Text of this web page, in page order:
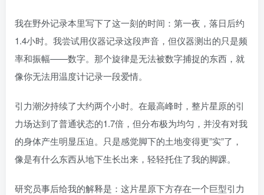
我在野外记录本里写下了这一刻的时间：第一夜，落日后约
1.4小时。我尝试用仪器记录这段声音，但仪器测出的只是频
率和振幅——数字。那个旋律是无法被数字捕捉的东西，就
像你无法用温度计记录一段爱情。
引力潮汐持续了大约两个小时。在最高峰时，整片星原的引
力场达到了普通状态的1.7倍，但分布极为均匀，并没有对我
的身体产生明显压迫。只是感觉脚下的土地变得更”实”了，
像是有什么东西从地下生长出来，轻轻托住了我的脚踝。
研究员事后给我的解释是：这片星原下方存在一个巨型引力